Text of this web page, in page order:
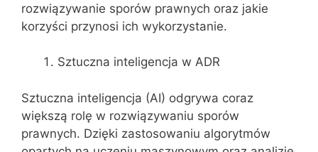
rozwiązywanie sporów prawnych oraz jakie
korzyści przynosi ich wykorzystanie.
Sztuczna inteligencja w ADR
Sztuczna inteligencja (AI) odgrywa coraz
większą rolę w rozwiązywaniu sporów
prawnych. Dzięki zastosowaniu algorytmów